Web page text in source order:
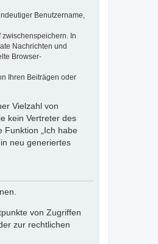
Benutzername,
In
Nachrichten und
Browser-
Ihren Beiträgen oder
Vielzahl von
kein Vertreter des
Funktion „Ich habe
neu generiertes
von Zugriffen
zur rechtlichen